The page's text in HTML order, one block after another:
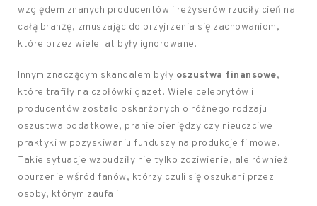
względem znanych producentów i reżyserów rzuciły cień na
całą branżę, zmuszając do przyjrzenia się zachowaniom,
które przez wiele lat były ignorowane.
Innym znaczącym skandalem były oszustwa finansowe,
które trafiły na czołówki gazet. Wiele celebrytów i
producentów zostało oskarżonych o różnego rodzaju
oszustwa podatkowe, pranie pieniędzy czy nieuczciwe
praktyki w pozyskiwaniu funduszy na produkcje filmowe.
Takie sytuacje wzbudziły nie tylko zdziwienie, ale również
oburzenie wśród fanów, którzy czuli się oszukani przez
osoby, którym zaufali.